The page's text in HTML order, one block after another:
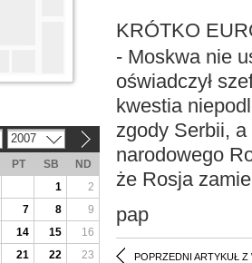
KRÓTKO
- Moskwa nie
oświadczył
kwestia
zgody Serbii,
narodowego
że Rosja
pap
POPRZEDNI ARTYKUŁ Z
2007
PT SB
ND
1
2
7 8
9
14 15
16
21 22
23